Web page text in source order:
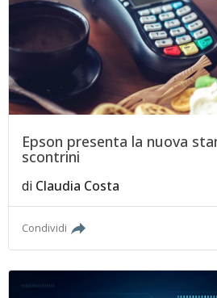
Epson presenta la nuova
scontrini
di Claudia Costa
Condividi